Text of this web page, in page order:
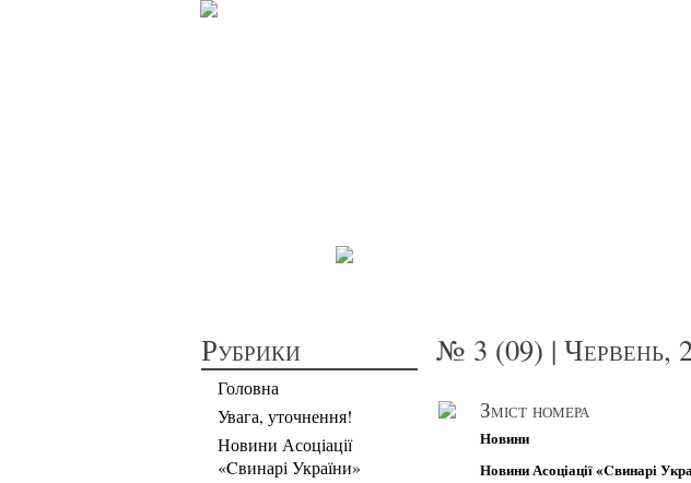
Рубрики
Головна
Увага, уточнення!
Новини Асоціації
«Cвинарі України»
№ 3 (09) | Червень,
Зміст номера
Новини
Новини Асоціації «Cвинарі